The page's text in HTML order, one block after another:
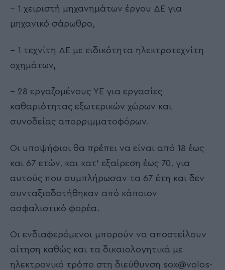
– 1 χειριστή μηχανημάτων έργου ΔΕ για
μηχανικό σάρωθρο,
– 1 τεχνίτη ΔΕ με ειδικότητα ηλεκτροτεχνίτη
οχημάτων,
– 28 εργαζομένους ΥΕ για εργασίες
καθαριότητας εξωτερικών χώρων και
συνοδείας απορριμματοφόρων.
Οι υποψήφιοι θα πρέπει να είναι από 18 έως
και 67 ετών, και κατ’ εξαίρεση έως 70, για
αυτούς που συμπλήρωσαν τα 67 έτη και δεν
συνταξιοδοτήθηκαν από κάποιον
ασφαλιστικό φορέα.
Οι ενδιαφερόμενοι μπορούν να αποστείλουν
αίτηση καθώς και τα δικαιολογητικά με
ηλεκτρονικό τρόπο στη διεύθυνση sox@volos-